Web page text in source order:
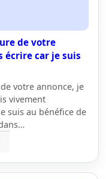
de votre
écrire car je suis
votre annonce, je
vivement
suis au bénéfice de